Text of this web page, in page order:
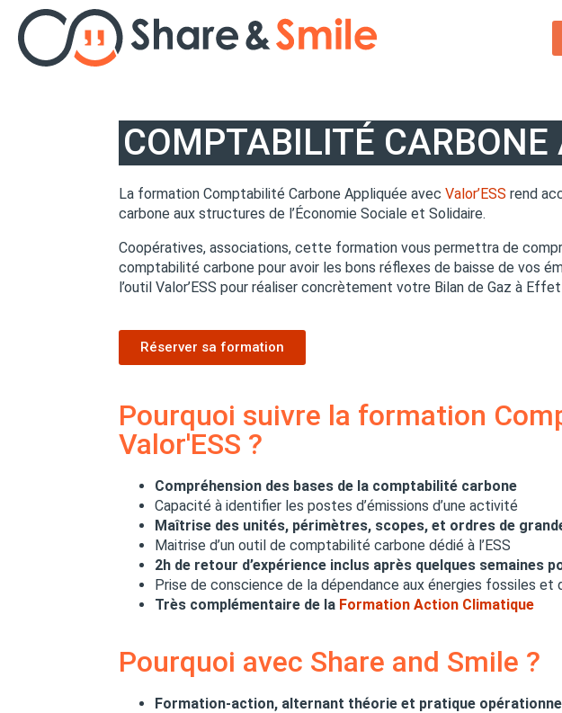
Nos solutions
Planning d’animations
Ressources
Cas d’usage
À propos
COMPTABILITÉ CARBONE
La formation Comptabilité Carbone Appliquée avec Valor’ESS rend
carbone aux structures de l’Économie Sociale et Solidaire.
Coopératives, associations, cette formation vous permettra de
comptabilité carbone pour avoir les bons réflexes de baisse de vos
l’outil Valor’ESS pour réaliser concrètement votre Bilan de Gaz à
Réserver sa formation
Pourquoi suivre la formation
Valor'ESS ?
Compréhension des bases de la comptabilité carbone
Capacité à identifier les postes d’émissions d’une activité
Maîtrise des unités, périmètres, scopes, et ordres de
Maitrise d’un outil de comptabilité carbone dédié à l’ESS
2h de retour d’expérience inclus après quelques semaines
Prise de conscience de la dépendance aux énergies fossiles et
Très complémentaire de la Formation Action Climatique
Pourquoi avec Share and Smile ?
Formation-action, alternant théorie et pratique